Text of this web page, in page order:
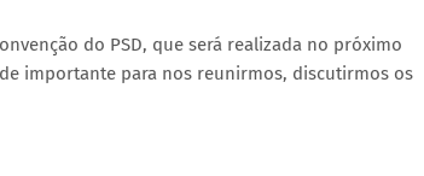
do PSD, que será realizada no próximo
importante para nos reunirmos, discutirmos os